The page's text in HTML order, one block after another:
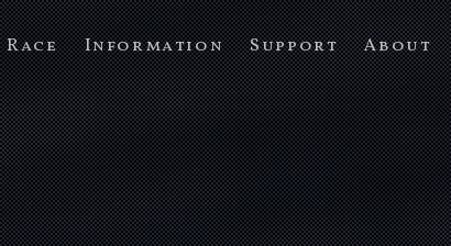
Race Information Support About